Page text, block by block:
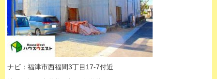
ナビ：福津市西福間3丁目17-7付近